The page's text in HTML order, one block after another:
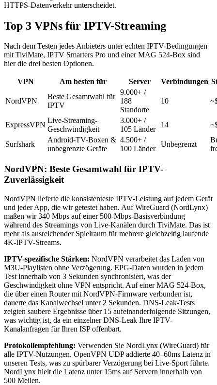
HTTPS-Datenverkehr unterscheidet.
Top 3 VPNs für IPTV-Streaming
Nach dem Testen jedes Anbieters unter echten IPTV-Bedingungen
mit TiviMate, IPTV Smarters Pro und einer MAG 524-Box sind
hier die drei besten Optionen.
VPN Am besten für Server Verbindungen
NordVPN
Beste Gesamtwahl für
IPTV
9.000+ /
188
Standorte
10
ExpressVPN
Live-Streaming-
Geschwindigkeit
3.000+ /
105 Länder
14
Surfshark
Android-TV-Boxen &
unbegrenzte Geräte
4.500+ /
100 Länder
Unbegrenzt
NordVPN: Beste Gesamtwahl für IPTV-
Zuverlässigkeit
NordVPN lieferte die konsistenteste IPTV-Leistung auf jedem Gerät
und jeder App, die wir getestet haben. Auf WireGuard (NordLynx)
maßen wir 340 Mbps auf einer 500-Mbps-Basisverbindung
während des Streamings von Live-Kanälen durch TiviMate. Das ist
mehr als ausreichender Spielraum für mehrere gleichzeitig laufende
4K-IPTV-Streams.
IPTV-spezifische Stärken: NordVPN verarbeitet das Laden von
M3U-Playlisten ohne Verzögerung. EPG-Daten wurden in jedem
Test innerhalb von 3 Sekunden synchronisiert, was der
Geschwindigkeit ohne VPN entspricht. Auf einer MAG 524-Box,
die über einen Router mit NordVPN-Firmware verbunden ist,
dauerte das Kanalwechsel unter 2 Sekunden. DNS-Leak-Tests
zeigten saubere Ergebnisse über 15 aufeinanderfolgende Sitzungen,
was wichtig ist, da ein einzelner DNS-Leak Ihre IPTV-
Kanalanfragen für Ihren ISP offenbart.
Protokollempfehlung: Verwenden Sie NordLynx (WireGuard) für
alle IPTV-Nutzungen. OpenVPN UDP addierte 40–60ms Latenz in
unseren Tests, was zu spürbarer Verzögerung bei Live-Sport führte.
NordLynx hielt die Latenz unter 15ms auf Servern innerhalb von
500 Meilen.